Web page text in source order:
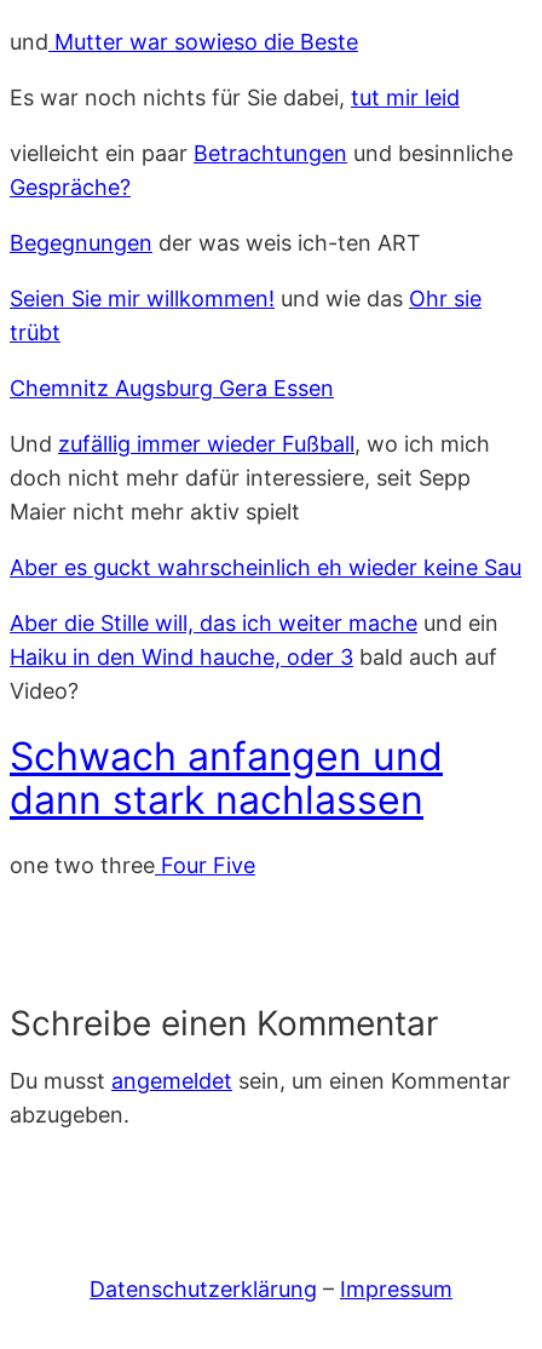
und Mutter war sowieso die Beste
Es war noch nichts für Sie dabei, tut mir leid
vielleicht ein paar Betrachtungen und besinnliche
Gespräche?
Begegnungen der was weis ich-ten ART
Seien Sie mir willkommen! und wie das Ohr sie
trübt
Chemnitz Augsburg Gera Essen
Und zufällig immer wieder Fußball, wo ich mich
doch nicht mehr dafür interessiere, seit Sepp
Maier nicht mehr aktiv spielt
Aber es guckt wahrscheinlich eh wieder keine Sau
Aber die Stille will, das ich weiter mache und ein
Haiku in den Wind hauche, oder 3 bald auch auf
Video?
Schwach anfangen und
dann stark nachlassen
one two three Four Five
Schreibe einen Kommentar
Du musst angemeldet sein, um einen Kommentar
abzugeben.
Datenschutzerklärung – Impressum